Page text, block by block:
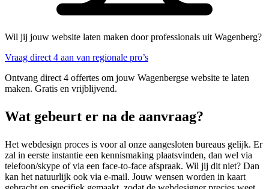
Wil jij jouw website laten maken door professionals uit Wagenberg?
Vraag direct 4 aan van regionale pro’s
Ontvang direct 4 offertes om jouw Wagenbergse website te laten
maken. Gratis en vrijblijvend.
Wat gebeurt er na de aanvraag?
Het webdesign proces is voor al onze aangesloten bureaus gelijk. Er
zal in eerste instantie een kennismaking plaatsvinden, dan wel via
telefoon/skype of via een face-to-face afspraak. Wil jij dit niet? Dan
kan het natuurlijk ook via e-mail. Jouw wensen worden in kaart